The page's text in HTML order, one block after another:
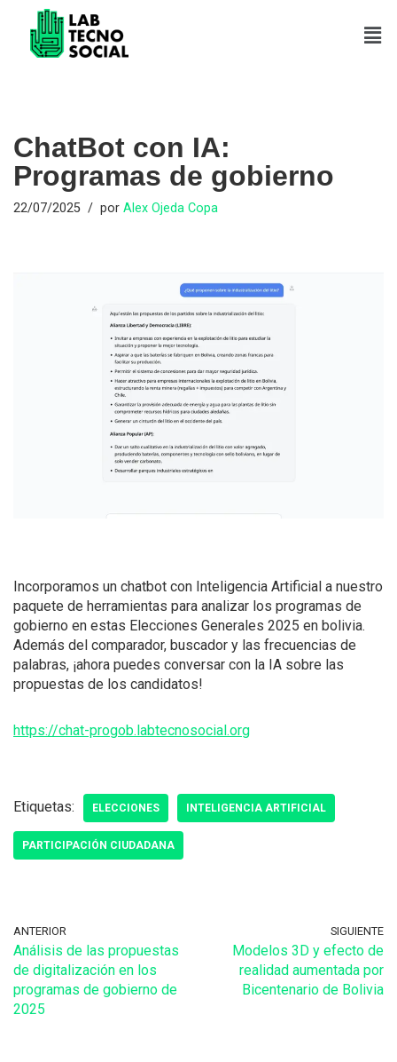
Saltar
ChatBot con IA:
Programas de gobierno
22/07/2025 por Alex Ojeda Copa
Incorporamos un chatbot con Inteligencia Artificial a nuestro
paquete de herramientas para analizar los programas de
gobierno en estas Elecciones Generales 2025 en bolivia.
Además del comparador, buscador y las frecuencias de
palabras, ¡ahora puedes conversar con la IA sobre las
propuestas de los candidatos!
https://chat-progob.labtecnosocial.org
Etiquetas: ELECCIONES INTELIGENCIA ARTIFICIAL
PARTICIPACIÓN CIUDADANA
ANTERIOR
Análisis de las propuestas
de digitalización en los
programas de gobierno de
2025
SIGUIENTE
Modelos 3D y efecto de
realidad aumentada por
Bicentenario de Bolivia